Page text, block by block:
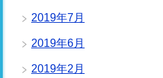
2019年7月
2019年6月
2019年2月